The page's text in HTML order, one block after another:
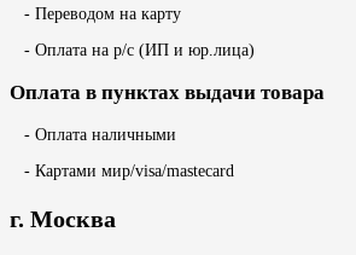
- Переводом на карту
- Оплата на р/с (ИП и юр.лица)
Оплата в пунктах выдачи товара
- Оплата наличными
- Картами мир/visa/mastecard
г. Москва